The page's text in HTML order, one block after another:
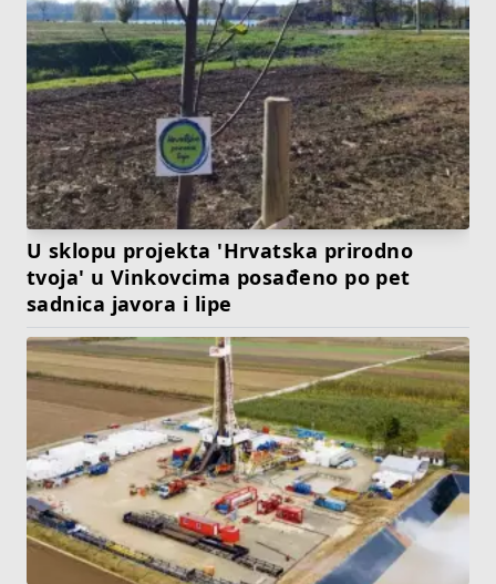
U sklopu projekta 'Hrvatska prirodno
tvoja' u Vinkovcima posađeno po pet
sadnica javora i lipe